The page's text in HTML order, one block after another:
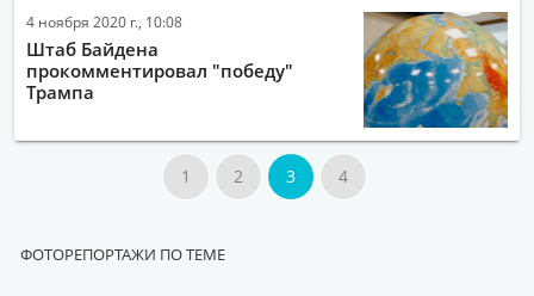
4 ноября 2020 г., 10:08
Штаб Байдена
прокомментировал "победу"
Трампа
1 2 3 4
ФОТОРЕПОРТАЖИ ПО ТЕМЕ